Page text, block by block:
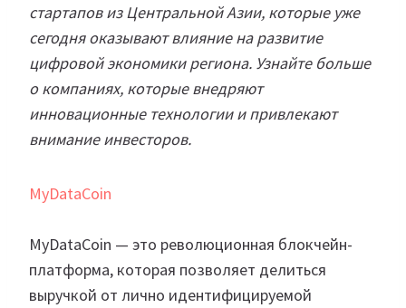
стартапов из Центральной Азии, которые уже
сегодня оказывают влияние на развитие
цифровой экономики региона. Узнайте больше
о компаниях, которые внедряют
инновационные технологии и привлекают
внимание инвесторов.
MyDataCoin
MyDataCoin — это революционная блокчейн-
платформа, которая позволяет делиться
выручкой от лично идентифицируемой